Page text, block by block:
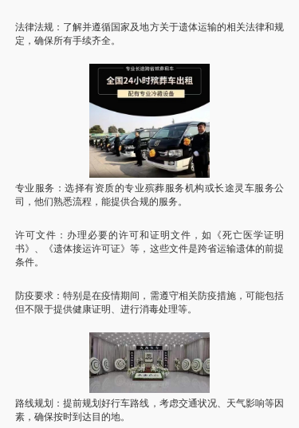
法律法规：了解并遵循国家及地方关于遗体运输的相关法律和规
定，确保所有手续齐全。
专业服务：选择有资质的专业殡葬服务机构或长途灵车服务公
司，他们熟悉流程，能提供合规的服务。
许可文件：办理必要的许可和证明文件，如《死亡医学证明
书》、《遗体接运许可证》等，这些文件是跨省运输遗体的前提
条件。
防疫要求：特别是在疫情期间，需遵守相关防疫措施，可能包括
但不限于提供健康证明、进行消毒处理等。
路线规划：提前规划好行车路线，考虑交通状况、天气影响等因
素，确保按时到达目的地。